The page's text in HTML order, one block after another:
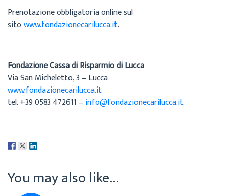
Prenotazione obbligatoria online sul
sitowww.fondazionecarilucca.it.
Fondazione Cassa di Risparmio di Lucca
Via San Micheletto, 3 – Lucca
www.fondazionecarilucca.it
tel. +39 0583 472611 – info@fondazionecarilucca.it
You may also like...